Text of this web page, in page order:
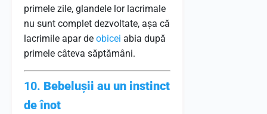
primele zile, glandele lor lacrimale
nu sunt complet dezvoltate, așa că
lacrimile apar de obicei abia după
primele câteva săptămâni.
10. Bebelușii au un instinct
de înot